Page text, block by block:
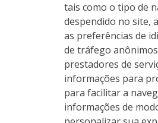
tais como o tipo de
despendido no site,
as preferências de
de tráfego
prestadores de
informações para
para facilitar a
informações de